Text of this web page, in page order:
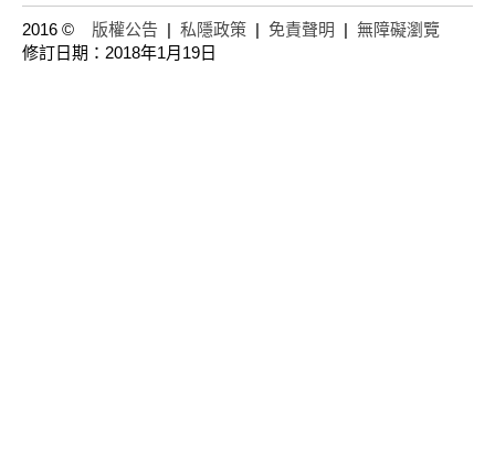
2016 © 版權公告 | 私隱政策 | 免責聲明 | 無障礙瀏覽
修訂日期：2018年1月19日